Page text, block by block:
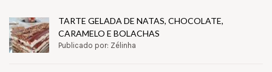
TARTE GELADA DE NATAS, CHOCOLATE,
CARAMELO E BOLACHAS
Publicado por: Zélinha